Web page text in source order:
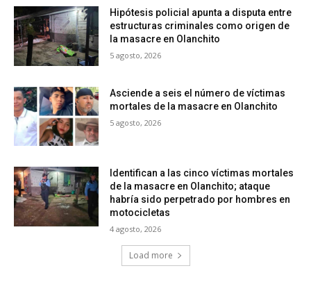
Hipótesis policial apunta a disputa entre
estructuras criminales como origen de
la masacre en Olanchito
5 agosto, 2026
Asciende a seis el número de víctimas
mortales de la masacre en Olanchito
5 agosto, 2026
Identifican a las cinco víctimas mortales
de la masacre en Olanchito; ataque
habría sido perpetrado por hombres en
motocicletas
4 agosto, 2026
Load more